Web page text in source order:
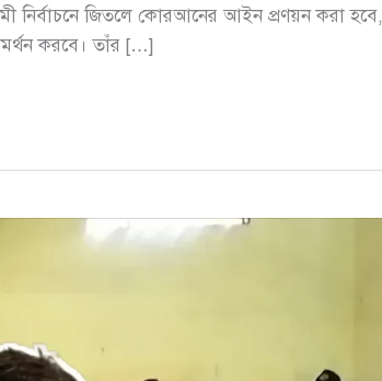
নির্বাচনে জিতলে কোরআনের আইন প্রণয়ন করা হবে,
করবে। তাঁর […]